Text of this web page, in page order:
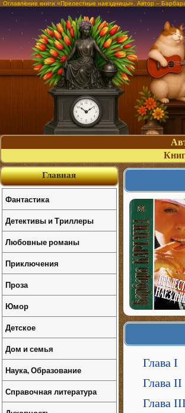
Оглавление книги «Прелестные наездницы». Автор –
Глава I
Глава II
Глава III
Главная
Фантастика
Детективы и Триллеры
Любовные романы
Приключения
Проза
Юмор
Детское
Дом и семья
Наука, Образование
Справочная литература